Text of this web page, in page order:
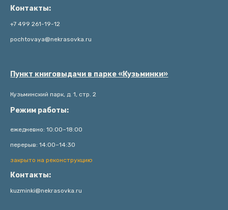
Контакты:
+7 499 261-19-12
pochtovaya@nekrasovka.ru
Пункт книговыдачи в парке «Кузьминки»
Кузьминский парк, д. 1, стр. 2
Режим работы:
ежедневно: 10:00–18:00
перерыв: 14:00–14:30
закрыто на реконструкцию
Контакты:
kuzminki@nekrasovka.ru